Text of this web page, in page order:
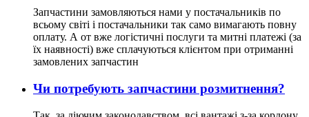
Запчастини замовляються нами у постачальників по
всьому світі і постачальники так само вимагають повну
оплату. А от вже логістичні послуги та митні платежі (за
їх наявності) вже сплачуються клієнтом при отриманні
замовлених запчастин
Чи потребують запчастини розмитнення?